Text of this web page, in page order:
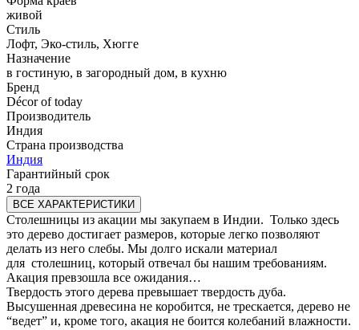
живой
Стиль
Лофт, Эко-стиль, Хюгге
Назначение
в гостиную, в загородный дом, в кухню
Бренд
Décor of today
Производитель
Индия
Страна производства
Индия
Гарантийный срок
2 года
ВСЕ ХАРАКТЕРИСТИКИ
Столешницы из акации мы закупаем в Индии. Только здесь
это дерево достигает размеров, которые легко позволяют
делать из него слебы. Мы долго искали материал
для столешниц, который отвечал бы нашим требованиям.
Акация превзошла все ожидания…
Твердость этого дерева превышает твердость дуба.
Высушенная древесина не коробится, не трескается, дерево не
“ведет” и, кроме того, акация не боится колебаний влажности.